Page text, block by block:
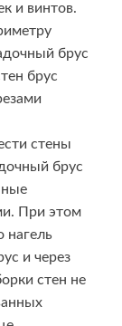
и винтов.
брус
брус
стены
брус
При этом
нагель
и через
стен не